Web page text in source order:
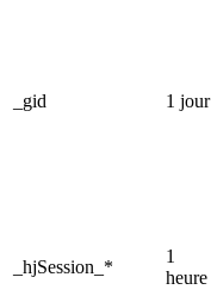
_gid 1 jour
_hjSession_*
1
heure